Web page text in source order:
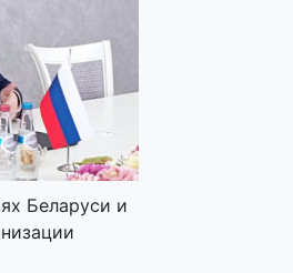
Беларуси и